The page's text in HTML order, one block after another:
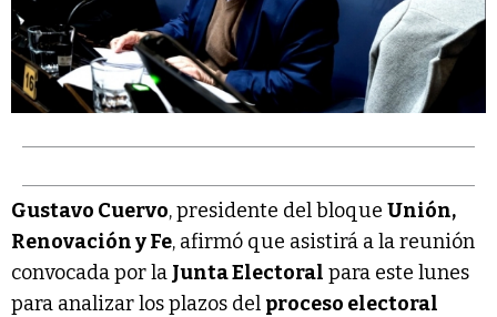
Gustavo Cuervo, presidente del bloque Unión,
Renovación y Fe, afirmó que asistirá a la reunión
convocada por la Junta Electoral para este lunes
para analizar los plazos del proceso electoral